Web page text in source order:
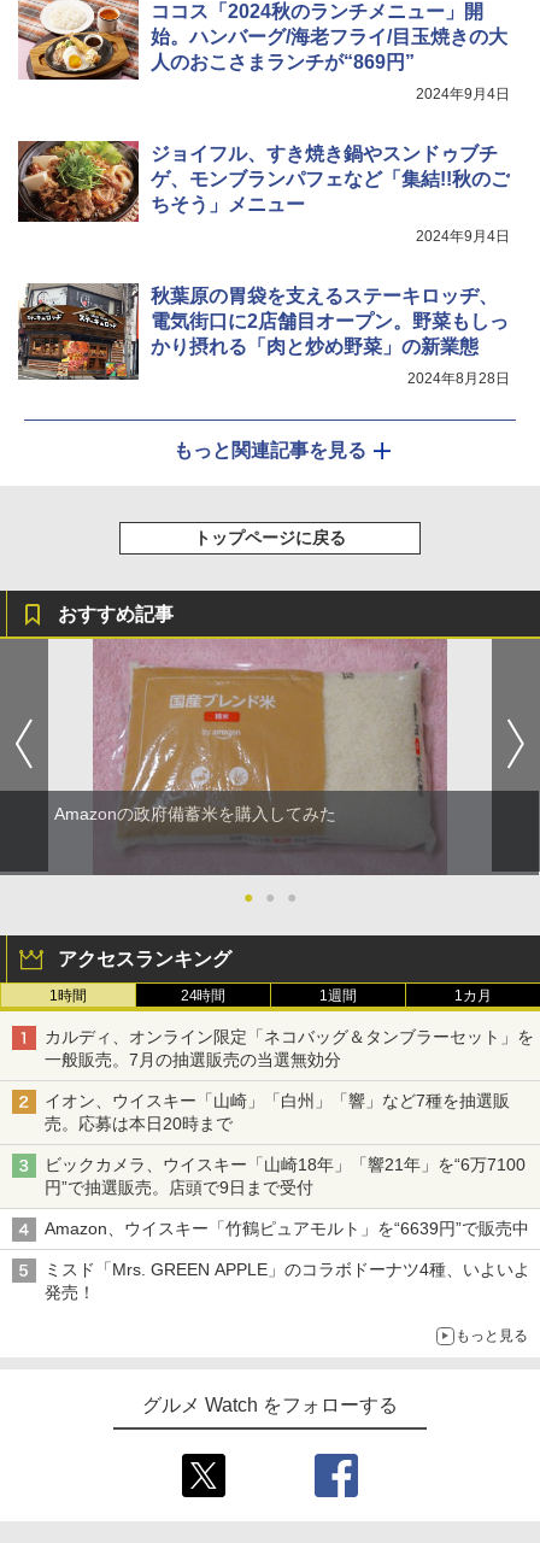
￥19,860
￥2,885
5
シャープ ウォーターオーブン ヘルシオ
AX-XJ1-B ブラック 30L 2段調理 コンベ
ココス「2024秋のランチメニュー」開
始。ハンバーグ/海老フライ/目玉焼きの大
人のおこさまランチが“869円”
2024年9月4日
ジョイフル、すき焼き鍋やスンドゥブチ
ゲ、モンブランパフェなど「集結!!秋のご
ちそう」メニュー
2024年9月4日
秋葉原の胃袋を支えるステーキロッヂ、
電気街口に2店舗目オープン。野菜もしっ
かり摂れる「肉と炒め野菜」の新業態
2024年8月28日
もっと関連記事を見る
トップページに戻る
おすすめ記事
Amazonの政府備蓄米を購入してみた
● ● ●
アクセスランキング
1時間 24時間 1週間 1カ月
カルディ、オンライン限定「ネコバッグ＆タンブラーセット」を
一般販売。7月の抽選販売の当選無効分
イオン、ウイスキー「山崎」「白州」「響」など7種を抽選販
売。応募は本日20時まで
ビックカメラ、ウイスキー「山崎18年」「響21年」を“6万7100
円”で抽選販売。店頭で9日まで受付
Amazon、ウイスキー「竹鶴ピュアモルト」を“6639円”で販売中
ミスド「Mrs. GREEN APPLE」のコラボドーナツ4種、いよいよ
発売！
もっと見る
グルメ Watch をフォローする